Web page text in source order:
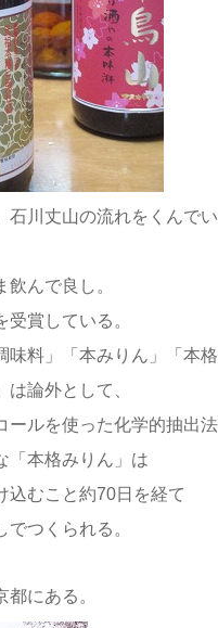
川丈山の流れをくんでい
んで良し。
賞している。
料」「本みりん」「本
論外として、
ールを使った化学的抽出
「本格みりん」は
込むこと約70日を経て
つくられる。
にある。